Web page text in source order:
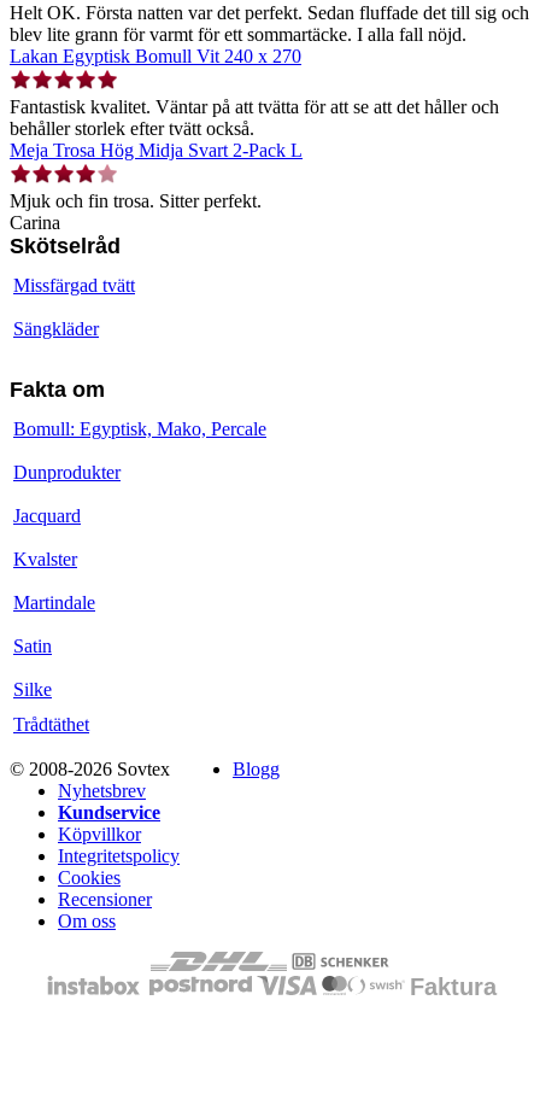
Helt OK. Första natten var det perfekt. Sedan fluffade det till sig och
blev lite grann för varmt för ett sommartäcke. I alla fall nöjd.
Lakan Egyptisk Bomull Vit 240 x 270
Fantastisk kvalitet. Väntar på att tvätta för att se att det håller och
behåller storlek efter tvätt också.
Meja Trosa Hög Midja Svart 2-Pack L
Mjuk och fin trosa. Sitter perfekt.
Carina
Skötselråd
Missfärgad tvätt
Sängkläder
Fakta om
Bomull: Egyptisk, Mako, Percale
Dunprodukter
Jacquard
Kvalster
Martindale
Satin
Silke
Trådtäthet
© 2008-2026 Sovtex
Blogg
Nyhetsbrev
Kundservice
Köpvillkor
Integritetspolicy
Cookies
Recensioner
Om oss